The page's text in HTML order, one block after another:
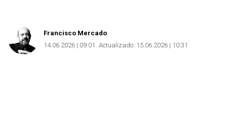
Francisco Mercado
14.06.2026 | 09:01 Actualizado: 15.06.2026 | 10:31